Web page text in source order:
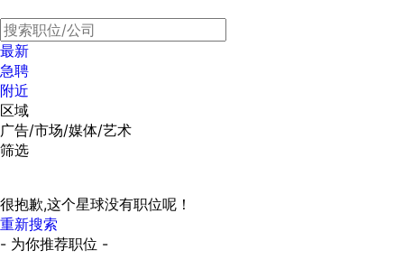
最新
急聘
附近
区域
广告/市场/媒体/艺术
筛选
很抱歉,这个星球没有职位呢！
重新搜索
- 为你推荐职位 -